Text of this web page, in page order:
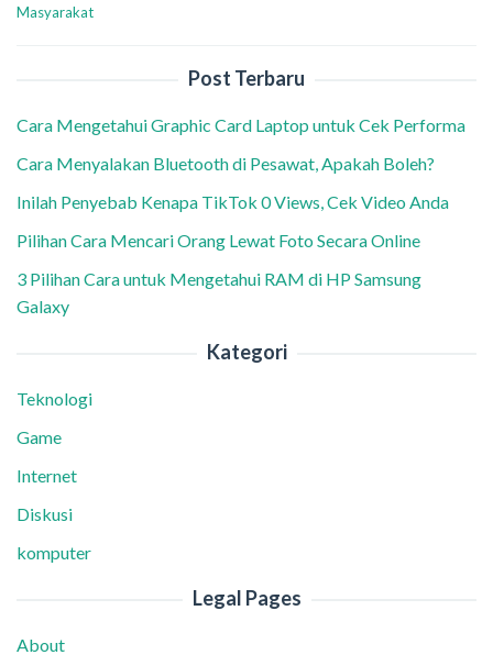
Masyarakat
Post Terbaru
Cara Mengetahui Graphic Card Laptop untuk Cek Performa
Cara Menyalakan Bluetooth di Pesawat, Apakah Boleh?
Inilah Penyebab Kenapa TikTok 0 Views, Cek Video Anda
Pilihan Cara Mencari Orang Lewat Foto Secara Online
3 Pilihan Cara untuk Mengetahui RAM di HP Samsung
Galaxy
Kategori
Teknologi
Game
Internet
Diskusi
komputer
Legal Pages
About